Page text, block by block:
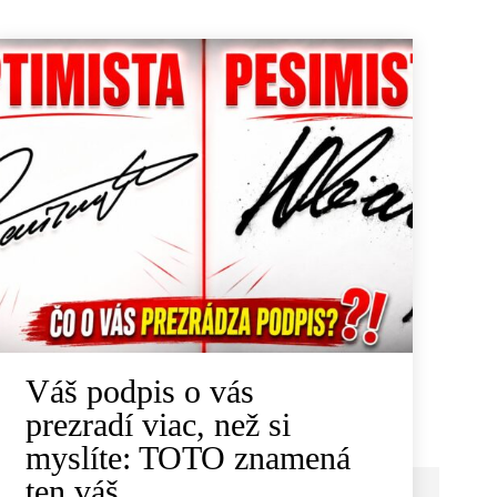
Váš podpis o vás
prezradí viac, než si
myslíte: TOTO znamená